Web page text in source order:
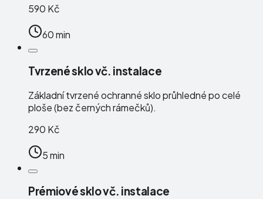
590 Kč
60 min
Tvrzené sklo vč. instalace
Základní tvrzené ochranné sklo průhledné po celé
ploše (bez černých rámečků).
290 Kč
5 min
Prémiové sklo vč. instalace